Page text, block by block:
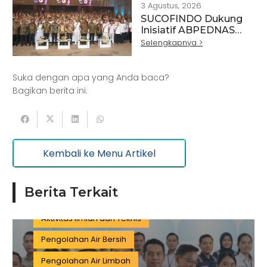
3 Agustus, 2026
SUCOFINDO Dukung
Inisiatif ABPEDNAS
melalui Program
Selengkapnya >
Suka dengan apa yang Anda baca?
Bagikan berita ini:
Kembali ke Menu Artikel
Berita Terkait
Artikel Pertanian
Kehutanan
Kesehatan
Kelautan dan Perikanan
Pemerintahan
Informasi dan Komunikasi
Pariwisata
Listrik dan Gas
Manufaktur
Sertifikasi
Aktivitas Ilmiah dan Teknis
Pengolahan Air Bersih
Pengolahan Air Limbah